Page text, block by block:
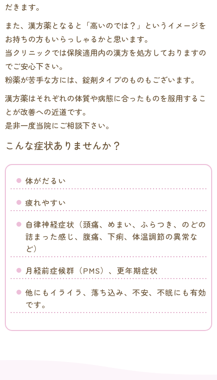
だきます。
また、漢方薬となると「高いのでは？」というイメージを
お持ちの方もいらっしゃるかと思います。
当クリニックでは保険適用内の漢方を処方しておりますの
でご安心下さい。
粉薬が苦手な方には、錠剤タイプのものもございます。
漢方薬はそれぞれの体質や病態に合ったものを服用するこ
とが改善への近道です。
是非一度当院にご相談下さい。
こんな症状ありませんか？
体がだるい
疲れやすい
自律神経症状（頭痛、めまい、ふらつき、のどの
詰まった感じ、腹痛、下痢、体温調節の異常な
ど）
月経前症候群（PMS）、更年期症状
他にもイライラ、落ち込み、不安、不眠にも有効
です。